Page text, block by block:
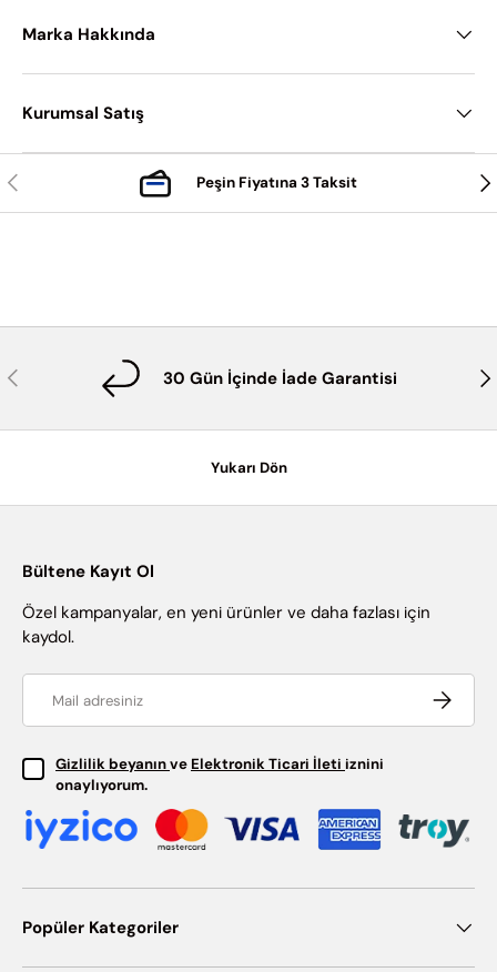
Marka Hakkında
Kurumsal Satış
Önceki Peşin Fiyatına 3 Taksit
Önceki 30 Gün İçinde İade Garantisi
Yukarı Dön
Bültene Kayıt Ol
Özel kampanyalar, en yeni ürünler ve daha fazlası için
kaydol.
Abone ol
Gizlilik beyanınve Elektronik Ticari İleti iznini
onaylıyorum.
Popüler Kategoriler